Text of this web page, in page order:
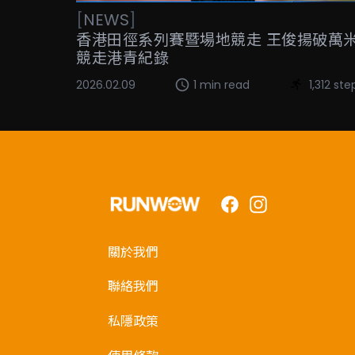
[NEWS]
香港田徑系列賽暨場地競走 王俊揚破萬
競走港青紀錄
2026.02.09 1 min read 1,312
FacebookInstagram
關於我們
聯絡我們
私隱政策